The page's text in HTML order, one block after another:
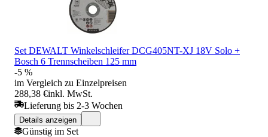
Set DEWALT Winkelschleifer DCG405NT-XJ 18V Solo +
Bosch 6 Trennscheiben 125 mm
-5 %
im Vergleich zu Einzelpreisen
288,38 €inkl. MwSt.
Lieferung bis 2-3 Wochen
Details anzeigen
Günstig im Set